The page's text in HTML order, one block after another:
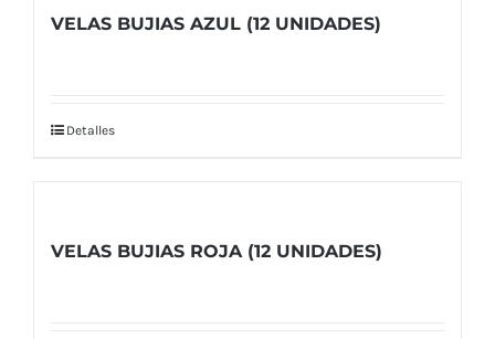
VELAS BUJIAS AZUL (12 UNIDADES)
Detalles
VELAS BUJIAS ROJA (12 UNIDADES)